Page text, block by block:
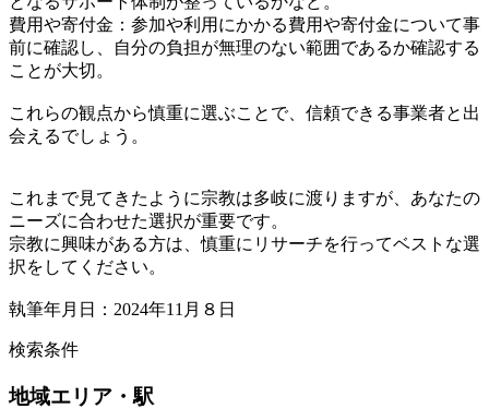
費用や寄付金：参加や利用にかかる費用や寄付金について事
前に確認し、自分の負担が無理のない範囲であるか確認する
ことが大切。
これらの観点から慎重に選ぶことで、信頼できる事業者と出
会えるでしょう。
これまで見てきたように宗教は多岐に渡りますが、あなたの
ニーズに合わせた選択が重要です。
宗教に興味がある方は、慎重にリサーチを行ってベストな選
択をしてください。
執筆年月日：2024年11月８日
検索条件
地域エリア・駅